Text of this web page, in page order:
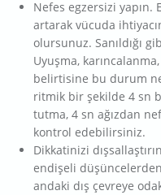
Nefes egzersizi yapın.
artarak vücuda
olursunuz. Sanıldığı
Uyuşma,
belirtisine bu durum
ritmik bir şekilde 4 sn
tutma, 4 sn ağızdan
kontrol edebilirsiniz.
Dikkatinizi
endişeli
andaki dış çevreye